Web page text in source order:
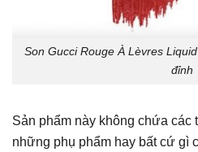
Son Gucci Rouge À Lèvres
đỉnh
Sản phẩm này không chứa các
những phụ phẩm hay bất cứ gì